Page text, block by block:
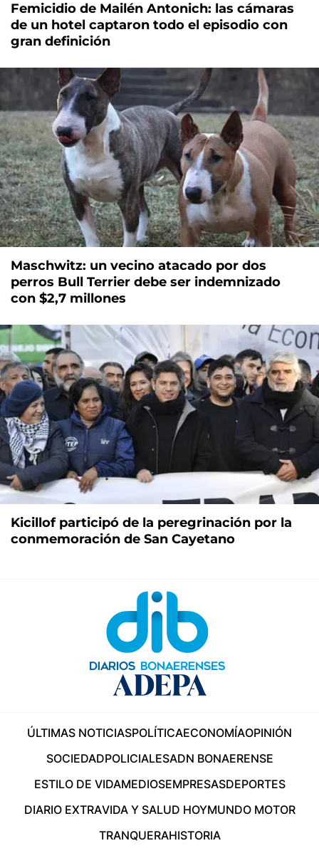
Femicidio de Mailén Antonich: las cámaras
de un hotel captaron todo el episodio con
gran definición
Maschwitz: un vecino atacado por dos
perros Bull Terrier debe ser indemnizado
con $2,7 millones
Kicillof participó de la peregrinación por la
conmemoración de San Cayetano
ÚLTIMAS NOTICIASPOLÍTICAECONOMÍAOPINIÓN
SOCIEDADPOLICIALESADN BONAERENSE
ESTILO DE VIDAMEDIOSEMPRESASDEPORTES
DIARIO EXTRAVIDA Y SALUD HOYMUNDO MOTOR
TRANQUERAHISTORIA